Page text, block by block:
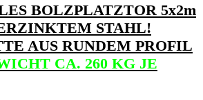
BOLZPLATZTOR 5x2m
STAHL!
AUS RUNDEM PROFIL
CA. 260 KG JE